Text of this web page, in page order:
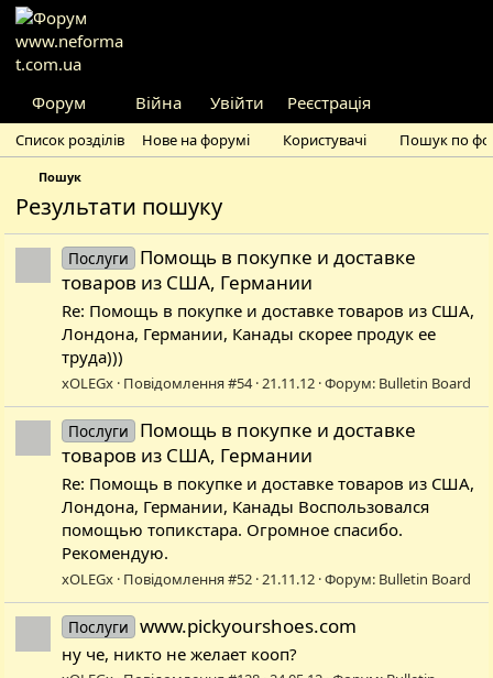
Форум Війна Новини Статті
Увійти Реєстрація
Список розділів Нове на форумі Користувачі Пошук по
Пошук
Результати пошуку
Послуги
Помощь в покупке и доставке
товаров из США, Германии
Re: Помощь в покупке и доставке товаров из США,
Лондона, Германии, Канады скорее продук ее
труда)))
xOLEGx Повідомлення #54 21.11.12 Форум: Bulletin Board
Послуги
Помощь в покупке и доставке
товаров из США, Германии
Re: Помощь в покупке и доставке товаров из США,
Лондона, Германии, Канады Воспользовался
помощью топикстара. Огромное спасибо.
Рекомендую.
xOLEGx Повідомлення #52 21.11.12 Форум: Bulletin Board
Послуги www.pickyourshoes.com
ну че, никто не желает кооп?